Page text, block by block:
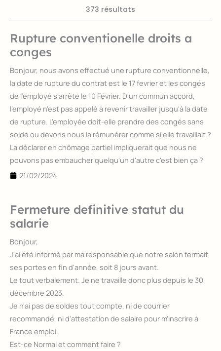
373 résultats
Rupture conventionelle droits a
conges
Bonjour, nous avons effectué une rupture conventionnelle,
la date de rupture du contrat est le 17 fevrier et les congés
de l'employé s'arrête le 10 Février. D'un commun accord,
l'employé n'est pas appelé à revenir travailler jusqu'à la date
de rupture. L'employée doit-elle prendre des congés sans
solde ou devons nous la rémunérer comme si elle travaillait ?
La déclarer en chômage partiel impliquerait que nous ne
pouvons pas embaucher quelqu'un d'autre c'est bien ça ?
21/02/2024
Fermeture definitive statut du
salarie
Bonjour,
J'ai été informé par ma responsable que notre salon fermait
ses portes en fin d'année, soit 8 jours avant.
Le tout verbalement. Je ne travaille donc plus depuis le 30
décembre 2023.
Je n'ai pas de soldes tout compte, ni de courrier
recommandé, ni d'attestation de salaire pour m'inscrire à
France emploi.
Est-ce Normal et comment faire ?
PagePagePagePage Page